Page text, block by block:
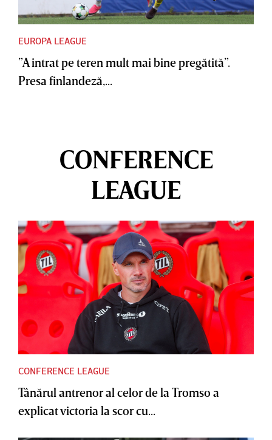
EUROPA LEAGUE
”A intrat pe teren mult mai bine pregătită”.
Presa finlandeză,...
CONFERENCE
LEAGUE
CONFERENCE LEAGUE
Tânărul antrenor al celor de la Tromso a
explicat victoria la scor cu...